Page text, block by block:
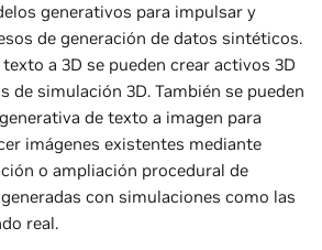
generativos para impulsar y
de generación de datos sintéticos.
a 3D se pueden crear activos 3D
de simulación 3D. También se pueden
de texto a imagen para
imágenes existentes mediante
o ampliación procedural de
con simulaciones como las
real.